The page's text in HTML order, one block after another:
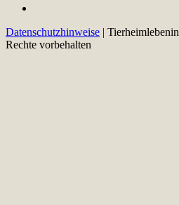
Datenschutzhinweise |
Rechte vorbehalten